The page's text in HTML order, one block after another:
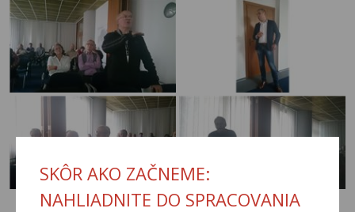
SKÔR AKO ZAČNEME:
NAHLIADNITE DO SPRACOVANIA